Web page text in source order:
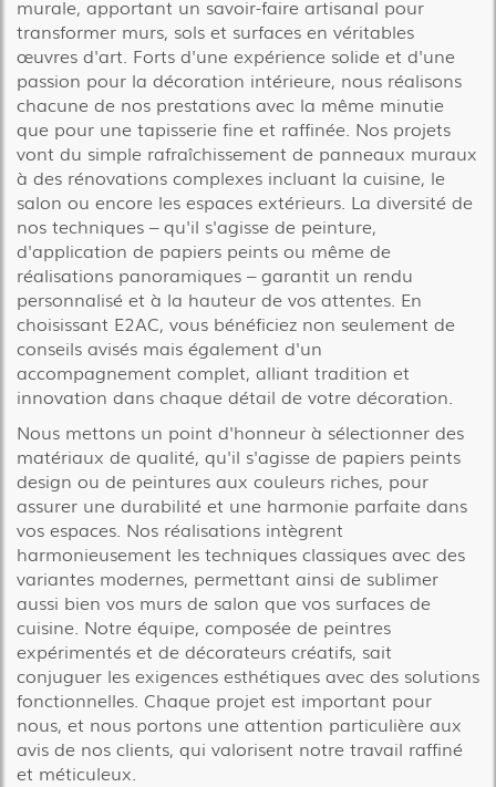
murale, apportant un savoir-faire artisanal pour
transformer murs, sols et surfaces en véritables
œuvres d'art. Forts d'une expérience solide et d'une
passion pour la décoration intérieure, nous réalisons
chacune de nos prestations avec la même minutie
que pour une tapisserie fine et raffinée. Nos projets
vont du simple rafraîchissement de panneaux muraux
à des rénovations complexes incluant la cuisine, le
salon ou encore les espaces extérieurs. La diversité de
nos techniques – qu'il s'agisse de peinture,
d'application de papiers peints ou même de
réalisations panoramiques – garantit un rendu
personnalisé et à la hauteur de vos attentes. En
choisissant E2AC, vous bénéficiez non seulement de
conseils avisés mais également d'un
accompagnement complet, alliant tradition et
innovation dans chaque détail de votre décoration.
Nous mettons un point d'honneur à sélectionner des
matériaux de qualité, qu'il s'agisse de papiers peints
design ou de peintures aux couleurs riches, pour
assurer une durabilité et une harmonie parfaite dans
vos espaces. Nos réalisations intègrent
harmonieusement les techniques classiques avec des
variantes modernes, permettant ainsi de sublimer
aussi bien vos murs de salon que vos surfaces de
cuisine. Notre équipe, composée de peintres
expérimentés et de décorateurs créatifs, sait
conjuguer les exigences esthétiques avec des solutions
fonctionnelles. Chaque projet est important pour
nous, et nous portons une attention particulière aux
avis de nos clients, qui valorisent notre travail raffiné
et méticuleux.